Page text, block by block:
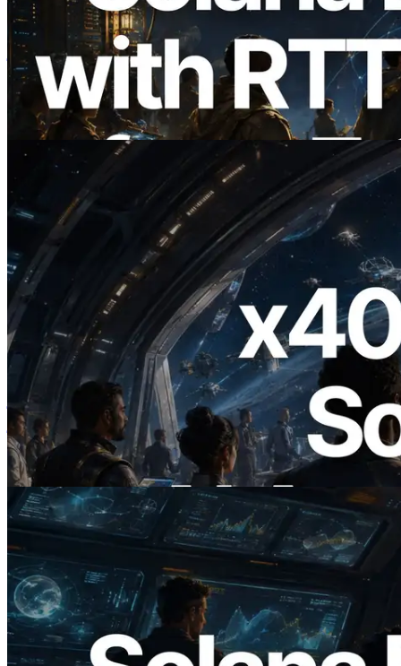
2026.08.05
ERPC का Solana Leader Slot API अब 7
वैश्विक क्षेत्रों से ping मापता है — Validators
Information API भी लॉन्च
यह लेख पढ़ें
2026.07.04
ERPC ने x402 समर्थित Solana RPC लॉन्च
किया — AI एजेंट अब जरूरत के API के लिए ऑन-
डिमांड भुगतान कर सकते हैं
यह लेख पढ़ें